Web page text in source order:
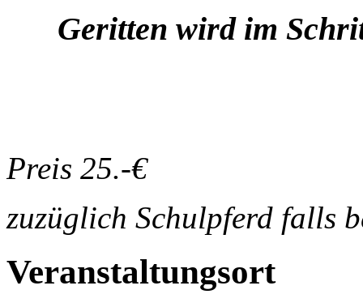
Geritten wird im
Preis 25.-€
zuzüglich Schulpferd falls
Veranstaltungsort